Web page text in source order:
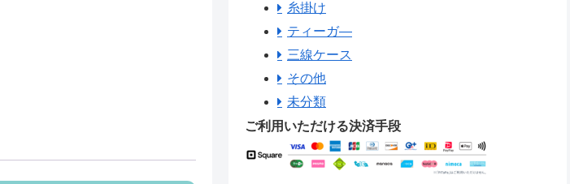
糸掛け
ティーガ―
三線ケース
その他
未分類
ご利用いただける決済手段